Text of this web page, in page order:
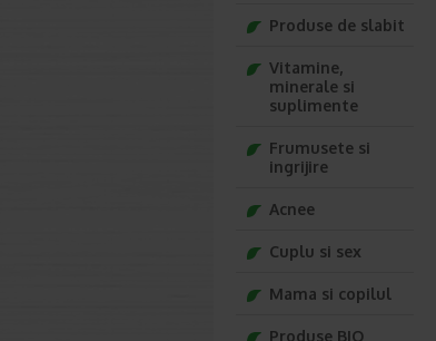
Produse de slabit
Vitamine,
minerale si
suplimente
Frumusete si
ingrijire
Acnee
Cuplu si sex
Mama si copilul
Produse BIO